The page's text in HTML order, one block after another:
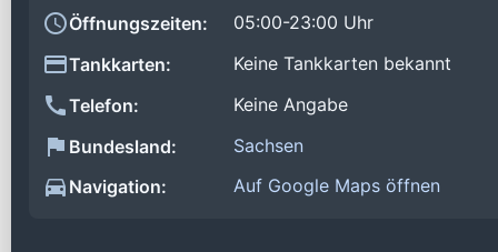
Öffnungszeiten:
05:00-23:00 Uhr
Tankkarten:
Keine Tankkarten bekannt
Telefon:
Keine Angabe
Bundesland:
Sachsen
Navigation:
Auf Google Maps öffnen